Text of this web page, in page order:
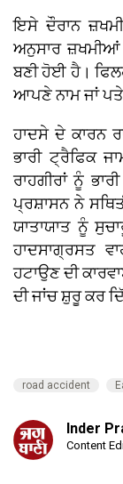
ਇਸੇ ਦੌਰਾਨ
ਅਨੁਸਾਰ ਜ਼ਖਮੀਆਂ
ਬਣੀ ਹੋਈ ਹੈ।
ਆਪਣੇ ਨਾਮ ਜਾਂ ਪਤੇ
ਹਾਦਸੇ ਦੇ ਕਾਰਨ
ਭਾਰੀ ਟ੍ਰੈਫਿਕ
ਰਾਹਗੀਰਾਂ ਨੂੰ
ਪ੍ਰਸ਼ਾਸਨ ਨੇ
ਯਾਤਾਯਾਤ ਨੂੰ
ਹਾਦਸਾਗ੍ਰਸਤ
ਹਟਾਉਣ ਦੀ
ਦੀ ਜਾਂਚ ਸ਼ੁਰੂ ਕਰ
road accident
Inder
Content